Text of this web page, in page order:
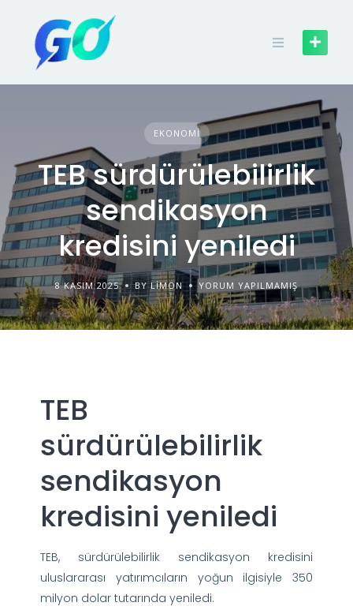
EKONOMI
TEB sürdürülebilirlik
sendikasyon
kredisini yeniledi
8 KASIM 2025 BY LIMON YORUM YAPILMAMIŞ
TEB
sürdürülebilirlik
sendikasyon
kredisini yeniledi
TEB, sürdürülebilirlik sendikasyon kredisini
uluslararası yatırımcıların yoğun ilgisiyle 350
milyon dolar tutarında yeniledi.